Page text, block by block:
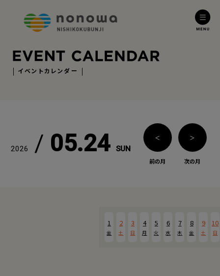
イベントカレンダー
2026 / 05.24SUN
＜
前の月
＞
次の月
1
金
2
土
3
日
4
月
5
火
6
水
7
木
8
金
9
土
10
日